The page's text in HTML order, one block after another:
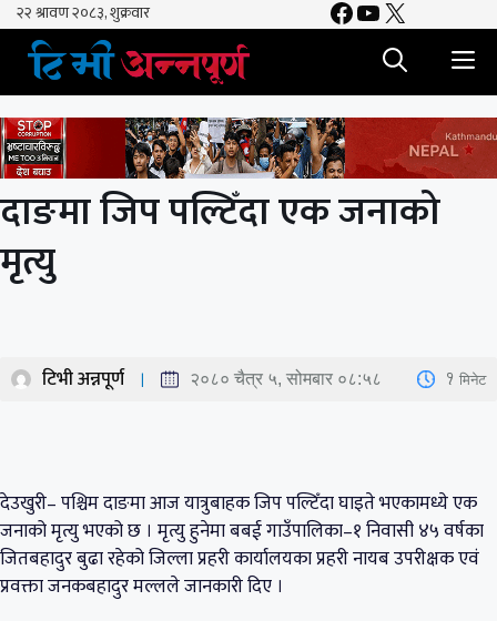
Skip
content
Facebook
YouTube
X
दाङमा जिप पल्टिँदा एक जनाको
मृत्यु
टिभी अन्नपूर्ण २०८० चैत्र ५, सोमबार ०८:५८ 1 मिनेट
देउखुरी– पश्चिम दाङमा आज यात्रुबाहक जिप पल्टिँदा घाइते भएकामध्ये एक
जनाको मृत्यु भएको छ । मृत्यु हुनेमा बबई गाउँपालिका–१ निवासी ४५ वर्षका
जितबहादुर बुढा रहेको जिल्ला प्रहरी कार्यालयका प्रहरी नायब उपरीक्षक एवं
प्रवक्ता जनकबहादुर मल्लले जानकारी दिए ।